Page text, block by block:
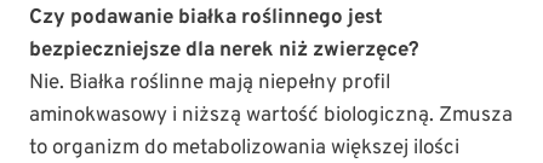
Czy podawanie białka roślinnego jest
bezpieczniejsze dla nerek niż zwierzęce?
Nie. Białka roślinne mają niepełny profil
aminokwasowy i niższą wartość biologiczną. Zmusza
to organizm do metabolizowania większej ilości